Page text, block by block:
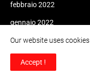
febbraio 2022
gennaio 2022
dicembre 2021
novembre 2021
Our website uses
Accept !